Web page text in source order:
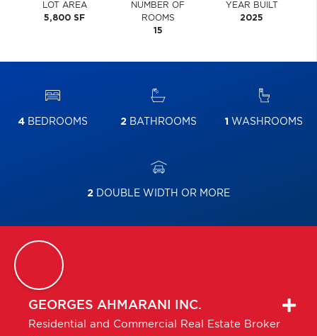
LOT AREA
5,800 SF
NUMBER OF
ROOMS
15
YEAR BUILT
2025
4 BEDROOMS 2BATHROOMS 1 WASHROOMS
2 DOUBLE WIDTH OR MORE
GEORGES AHMARANI INC.
Residential and Commercial Real Estate Broker